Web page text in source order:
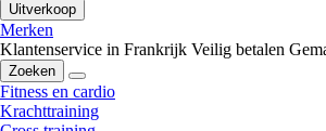
Uitverkoop
Merken
Klantenservice in Frankrijk Veilig betalen
Zoeken
Fitness en cardio
Krachttraining